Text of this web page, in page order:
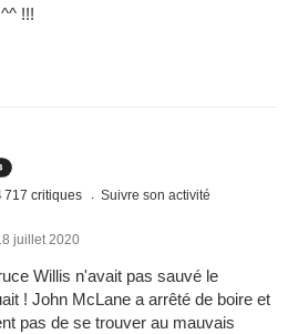
!!!
717 critiques Suivre son activité
juillet 2020
Willis n'avait pas sauvé le
! John McLane a arrêté de boire et
pas de se trouver au mauvais